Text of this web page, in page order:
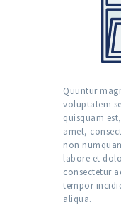
Quuntur
voluptatem
quisquam
amet,
non
labore et
consectetur
tempor
aliqua.